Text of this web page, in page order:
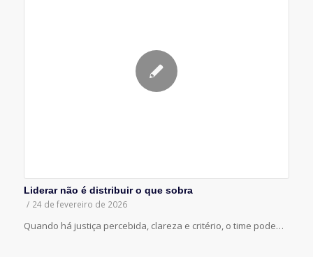
Liderar não é distribuir o que sobra
/ 24 de fevereiro de 2026
Quando há justiça percebida, clareza e critério, o time pode…